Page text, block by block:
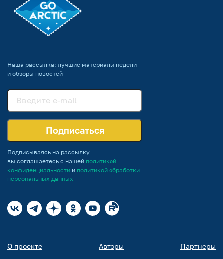
Наша рассылка: лучшие материалы недели
и обзоры новостей
Подписаться
Подписываясь на рассылку
вы соглашаетесь с нашей политикой
конфиденциальности и политикой обработки
персональных данных
О проекте Авторы Партнеры